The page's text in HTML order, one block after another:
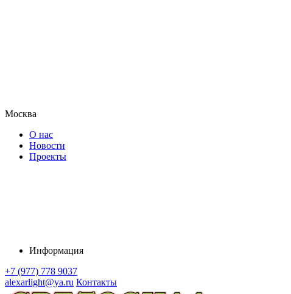
Москва
О нас
Новости
Проекты
Информация
+7 (977) 778 9037
alexarlight@ya.ru Контакты